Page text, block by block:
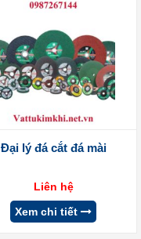
Đại lý đá cắt đá mài
Liên hệ
Xem chi tiết